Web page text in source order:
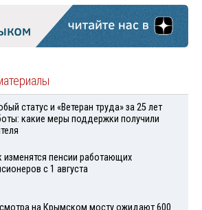
статус и «Ветеран труда» за 25 лет
какие меры поддержки получили
изменятся пенсии работающих
с 1 августа
на Крымском мосту ожидают 600